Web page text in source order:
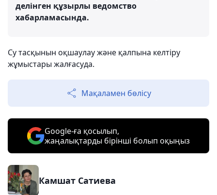
делінген құзырлы ведомство
хабарламасында.
Су тасқынын оқшаулау және қалпына келтіру
жұмыстары жалғасуда.
Мақаламен бөлісу
Google-ға қосылып,
жаңалықтарды бірінші болып оқыңыз
Камшат Сатиева